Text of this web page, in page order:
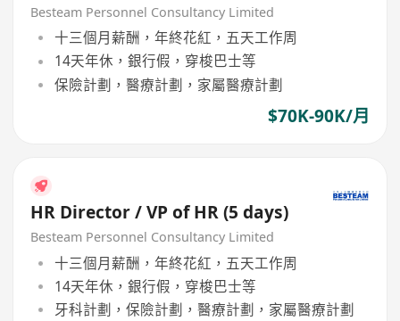
Besteam Personnel Consultancy Limited
十三個月薪酬，年終花紅，五天工作周
14天年休，銀行假，穿梭巴士等
保險計劃，醫療計劃，家屬醫療計劃
$70K-90K/月
HR Director / VP of HR (5 days)
Besteam Personnel Consultancy Limited
十三個月薪酬，年終花紅，五天工作周
14天年休，銀行假，穿梭巴士等
牙科計劃，保險計劃，醫療計劃，家屬醫療計劃